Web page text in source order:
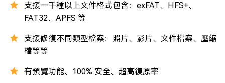
支援一千種以上文件格式包含：exFAT、HFS+、
FAT32、APFS 等
支援修復不同類型檔案：照片、影片、文件檔案、壓縮
檔等等
有預覽功能、100% 安全、超高復原率